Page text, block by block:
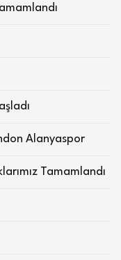
Alanyaspor
Tamamlandı